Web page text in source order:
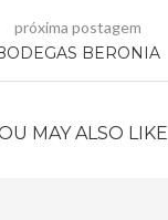
próxima postagem
BERONIA
MAY ALSO LIKE